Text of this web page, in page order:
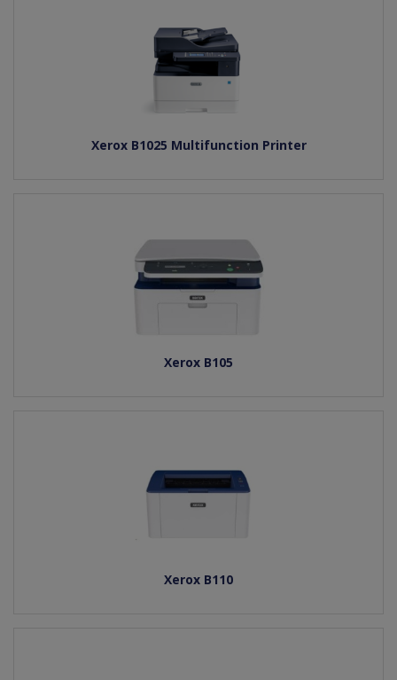
Xerox B1025 Multifunction Printer
Xerox B105
Xerox B110